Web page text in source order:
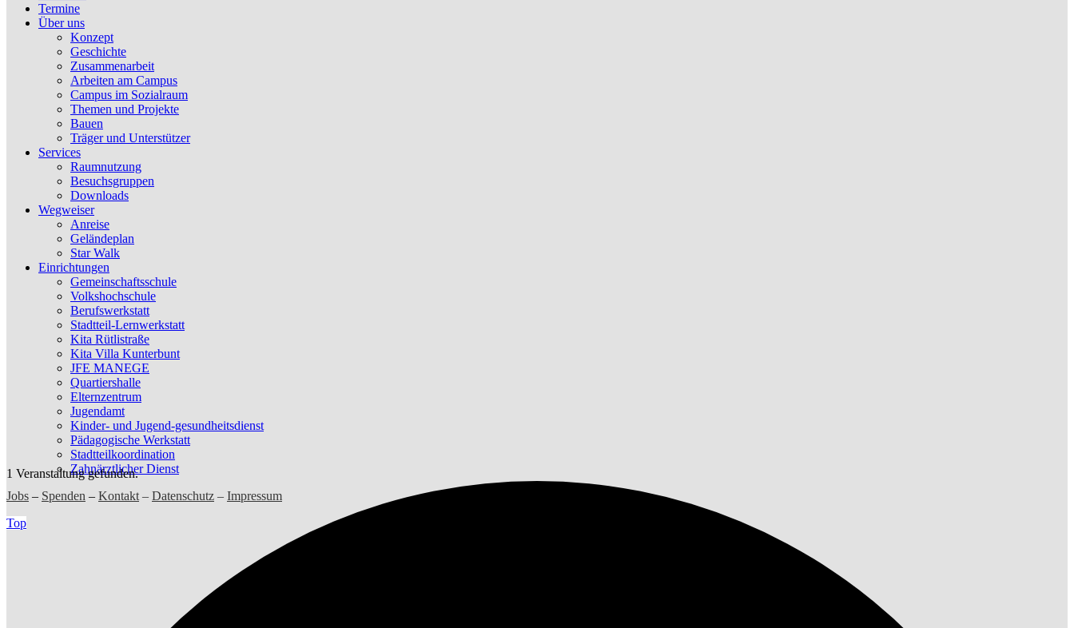
Termine
Über uns
Konzept
Geschichte
Zusammenarbeit
Arbeiten am Campus
Campus im Sozialraum
Themen und Projekte
Bauen
Träger und Unterstützer
Services
Raumnutzung
Besuchsgruppen
Downloads
Wegweiser
Anreise
Geländeplan
Star Walk
Einrichtungen
Gemeinschaftsschule
Volkshochschule
Berufswerkstatt
Stadtteil-Lernwerkstatt
Kita Rütlistraße
Kita Villa Kunterbunt
JFE MANEGE
Quartiershalle
Elternzentrum
Jugendamt
Kinder- und Jugend-gesundheitsdienst
Pädagogische Werkstatt
Stadtteilkoordination
Zahnärztlicher Dienst
Jobs – Spenden – Kontakt – Datenschutz – Impressum
Top
1 Veranstaltung gefunden.